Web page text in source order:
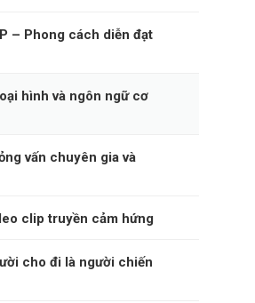
– Phong cách diễn đạt
hình và ngôn ngữ cơ
vấn chuyên gia và
clip truyền cảm hứng
cho đi là người chiến